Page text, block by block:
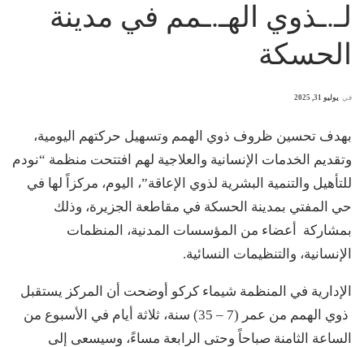
لـ.ـذوي الهـ.ـمم في مدينة
الحسكة
في يوليو 31, 2025
بهدف تحسين ظروف ذوي الهمم وتسهيل حركتهم اليومية،
وتقديم الخدمات الإنسانية والعلاجية لهم افتتحت منظمة “نودم
للتأهيل والتنمية البشرية لذوي الإعاقة”، اليوم، مركزاً لها في
حي المفتي بمدينة الحسكة في مقاطعة الجزيرة، وذلك
بمشاركة أعضاء من المؤسسات المدنية، المنظمات
الإنسانية، والتنظيمات النسائية.
الإدارية في المنظمة شيماء كركو أوضحت أن المركز يستقبل
ذوي الهمم من عمر (7 – 35) سنة، ثلاثة أيام في الأسبوع من
الساعة الثامنة صباحاً وحتى الرابعة مساءً، وسيسعى إلى